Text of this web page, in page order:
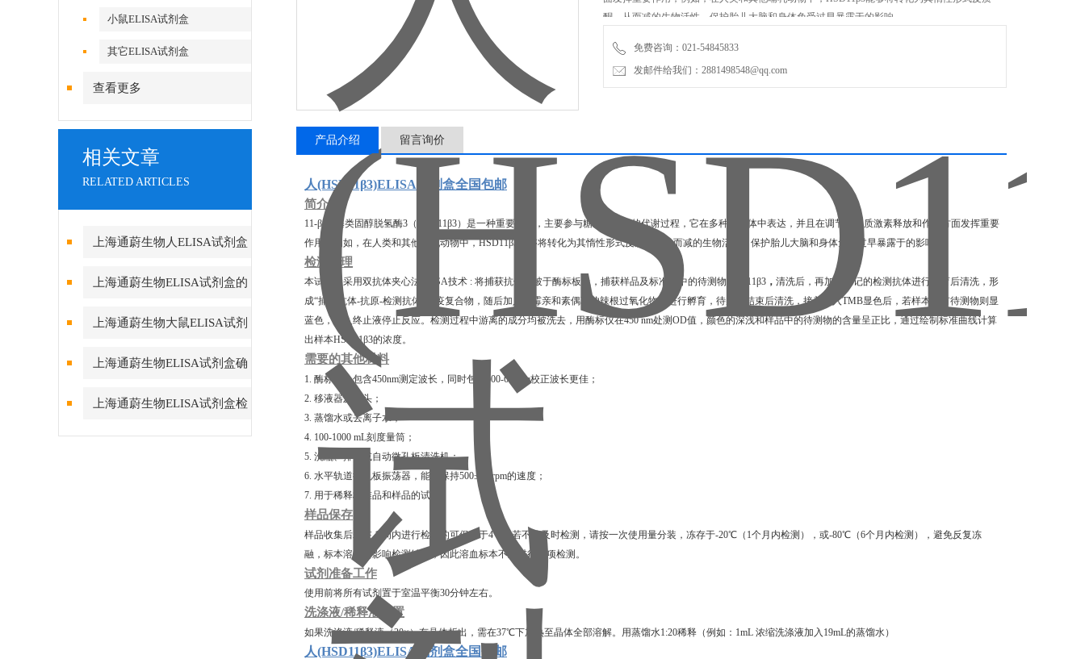
小鼠ELISA试剂盒
其它ELISA试剂盒
查看更多
相关文章
RELATED ARTICLES
上海通蔚生物人ELISA试剂盒
实验酶标仪环境的重要性
上海通蔚生物ELISA试剂盒的
测定方法及要求
上海通蔚生物大鼠ELISA试剂
盒的组成和保存
上海通蔚生物ELISA试剂盒确
保数据真实可靠
上海通蔚生物ELISA试剂盒检
测结果的稳定性
酮，从而减的生物活性，保护胎儿大脑和身体免受过早暴露于的影响。
免费咨询：021-54845833
发邮件给我们：2881498548@qq.com
产品介绍 留言询价
人(HSD11β3)ELISA试剂盒全国包邮
简介
11-β-羟基类固醇脱氢酶3（HSD11β3）是一种重要的酶，主要参与糖皮质激素的代谢过程，它在多种生物体中表达，并且在调节糖皮质激素释放和作用方面发挥重要
作用，例如，在人类和其他哺乳动物中，HSD11β3能够将转化为其惰性形式皮质酮，从而减的生物活性，保护胎儿大脑和身体免受过早暴露于的影响。
检测原理
本试剂盒采用双抗体夹心法ELISA技术 : 将捕获抗体包被于酶标板上，捕获样品及标准品中的待测物HSD11β3 ， 清洗后，再加入标记的检测抗体进行孵育后清洗，形
成“捕获抗体-抗原-检测抗体"免疫复合物，随后加入链霉亲和素偶联的辣根过氧化物酶进行孵育，待孵育结束后清洗，接着加入TMB显色后，若样本中有待测物则显
蓝色，加入终止液停止反应。检测过程中游离的成分均被洗去，用酶标仪在450 nm处测OD值，颜色的深浅和样品中的待测物的含量呈正比，通过绘制标准曲线计算
出样本HSD11β3的浓度。
需要的其他材料
1. 酶标仪，包含450nm测定波长，同时包含600-680nm校正波长更佳；
2. 移液器及枪头；
3. 蒸馏水或去离子水；
4. 100-1000 mL刻度量筒；
5. 洗瓶、排枪或自动微孔板清洗机；
6. 水平轨道微孔板振荡器，能够保持500±50 rpm的速度；
7. 用于稀释标准品和样品的试管。
样品保存
样品收集后若在 1 周内进行检测的可保存于4℃，若不能及时检测，请按一次使用量分装，冻存于-20℃（1个月内检测），或-80℃（6个月内检测），避免反复冻
融，标本溶血会影响检测结果，因此溶血标本不宜进行此项检测。
试剂准备工作
使用前将所有试剂置于室温平衡30分钟左右。
洗涤液/稀释液配置
如果洗涤液/稀释液（20×）有晶体析出，需在37℃下加热⾄晶体全部溶解。用蒸馏水1:20稀释（例如：1mL 浓缩洗涤液加入19mL的蒸馏水）
人(HSD11β3)ELISA试剂盒全国包邮